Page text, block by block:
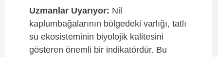
Uzmanlar Uyarıyor: Nil
kaplumbağalarının bölgedeki varlığı, tatlı
su ekosisteminin biyolojik kalitesini
gösteren önemli bir indikatördür. Bu